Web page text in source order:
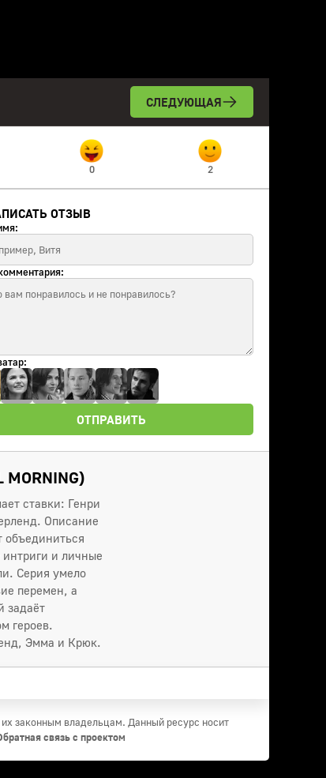
СЛЕДУЮЩАЯ
0 2
ОТЗЫВ
ОТПРАВИТЬ
ставки: Генри
Описание
и личные
Серия умело
перемен, а
задаёт
героев.
Эмма и Крюк.
законным владельцам. Данный ресурс носит
связь с проектом